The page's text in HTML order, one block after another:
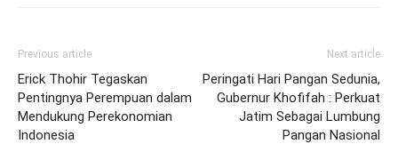
Previous article
Erick Thohir Tegaskan
Pentingnya Perempuan dalam
Mendukung Perekonomian
Indonesia
Next article
Peringati Hari Pangan Sedunia,
Gubernur Khofifah : Perkuat
Jatim Sebagai Lumbung
Pangan Nasional